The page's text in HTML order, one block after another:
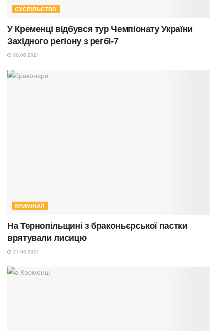
СУСПІЛЬСТВО
У Кременці відбувся тур Чемпіонату України
Західного регіону з регбі-7
08.06.2021
КРИМІНАЛ
На Тернопільщині з браконьєрської пастки
врятували лисицю
21.03.2021